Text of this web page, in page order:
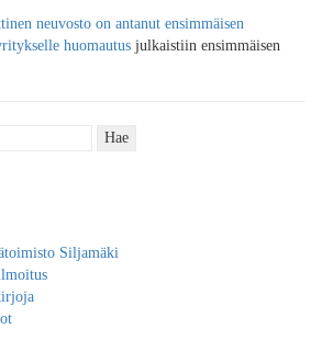
neuvosto on antanut ensimmäisen
huomautus julkaistiin ensimmäisen
Siljamäki